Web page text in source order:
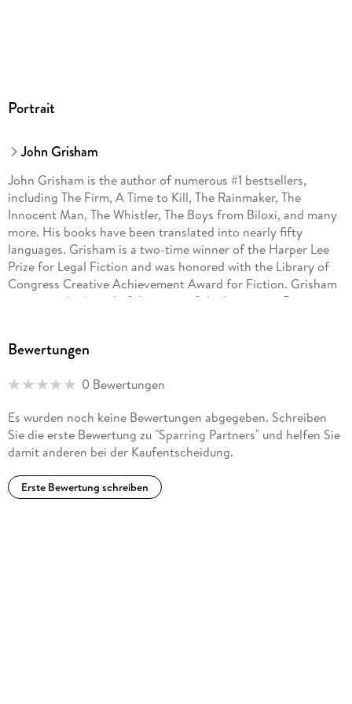
Portrait
John Grisham
John Grisham is the author of numerous #1 bestsellers,
including The Firm, A Time to Kill, The Rainmaker, The
Innocent Man, The Whistler, The Boys from Biloxi, and many
more. His books have been translated into nearly fifty
languages. Grisham is a two-time winner of the Harper Lee
Prize for Legal Fiction and was honored with the Library of
Congress Creative Achievement Award for Fiction. Grisham
serves on the board of directors of the Innocence Project
convicted. Much of his fiction explores deep-seated
central Virginia.
Bewertungen
0 Bewertungen
Es wurden noch keine Bewertungen abgegeben. Schreiben
Sie die erste Bewertung zu "Sparring Partners" und helfen Sie
damit anderen bei der Kaufentscheidung.
Erste Bewertung schreiben